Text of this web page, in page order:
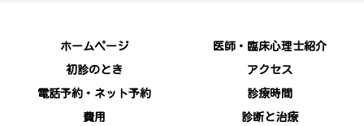
ホームページ 医師・臨床心理士紹介
初診のとき アクセス
電話予約・ネット予約 診療時間
費用 診断と治療